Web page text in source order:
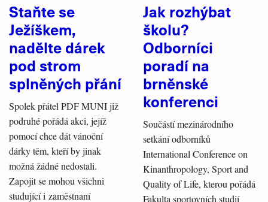
Staňte se
Ježíškem,
nadělte dárek
pod strom
splněných přání
Spolek přátel PDF MUNI již
podruhé pořádá akci, jejíž
pomocí chce dát vánoční
dárky těm, kteří by jinak
možná žádné nedostali.
Zapojit se mohou všichni
studující i zaměstnaní
Jak rozhýbat
školu?
Odborníci
poradí na
brněnské
konferenci
Součástí mezinárodního
setkání odborníků
International Conference on
Kinanthropology, Sport and
Quality of Life, kterou pořádá
Fakulta sportovních studií